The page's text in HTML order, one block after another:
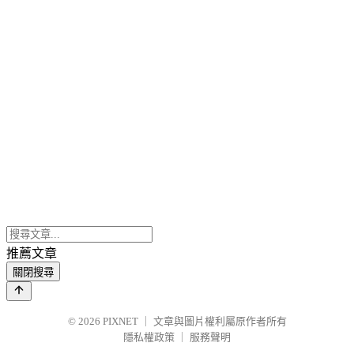
推薦文章
關閉搜尋
© 2026 PIXNET
文章與圖片權利屬原作者所有
隱私權政策
服務聲明